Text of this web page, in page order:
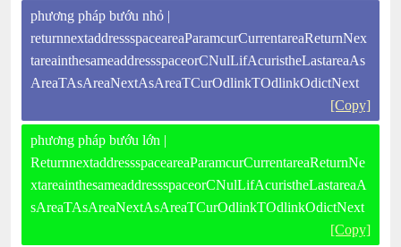
phương pháp bướu nhỏ |
returnnextaddressspaceareaParamcurCurrentareaReturnNex
tareainthesameaddressspaceorCNulLifAcuristheLastareaAs
AreaTAsAreaNextAsAreaTCurOdlinkTOdlinkOdictNext
[Copy]
phương pháp bướu lớn |
ReturnnextaddressspaceareaParamcurCurrentareaReturnNe
xtareainthesameaddressspaceorCNulLifAcuristheLastareaA
sAreaTAsAreaNextAsAreaTCurOdlinkTOdlinkOdictNext
[Copy]